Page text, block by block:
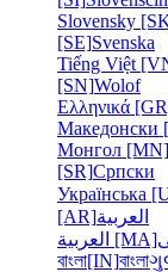
Slovensky
[SE]Svenska
Tiếng Việt
[SN]Wolof
Ελληνικά
Македонски
Монгол [MN]
[SR]Српски
Українська
[AR]العربية
العربية [MA]
বাংলা[IN]বাংলা